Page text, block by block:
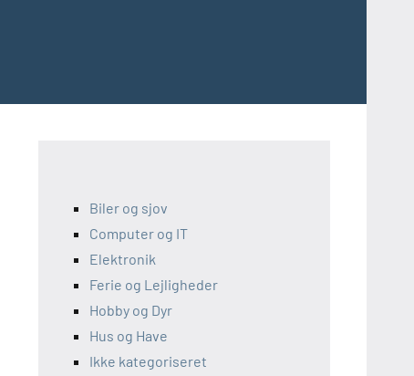
Biler og sjov
Computer og IT
Elektronik
Ferie og Lejligheder
Hobby og Dyr
Hus og Have
Ikke kategoriseret